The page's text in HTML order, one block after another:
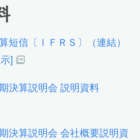
短信〔ＩＦＲＳ〕（連結）
]
決算説明会 説明資料
決算説明会 会社概要説明資